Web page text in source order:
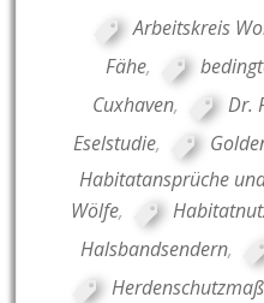
Arbeitskreis
Fähe,
Cuxhaven, Dr.
Eselstudie,
Habitatansprüche
Wölfe,
Halsbandsendern,